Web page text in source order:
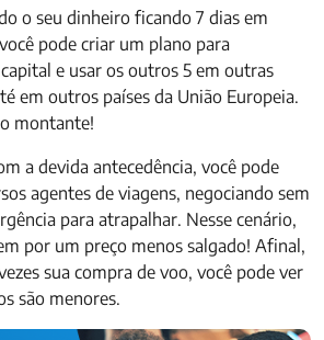
o seu dinheiro ficando 7 dias em
pode criar um plano para
e usar os outros 5 em outras
em outros países da União Europeia.
montante!
a devida antecedência, você pode
agentes de viagens, negociando sem
para atrapalhar. Nesse cenário,
por um preço menos salgado! Afinal,
sua compra de voo, você pode ver
são menores.